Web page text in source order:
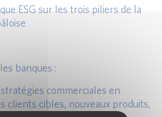
ESG sur les trois piliers de la
banques :
commerciales en
clients cibles, nouveaux produits,